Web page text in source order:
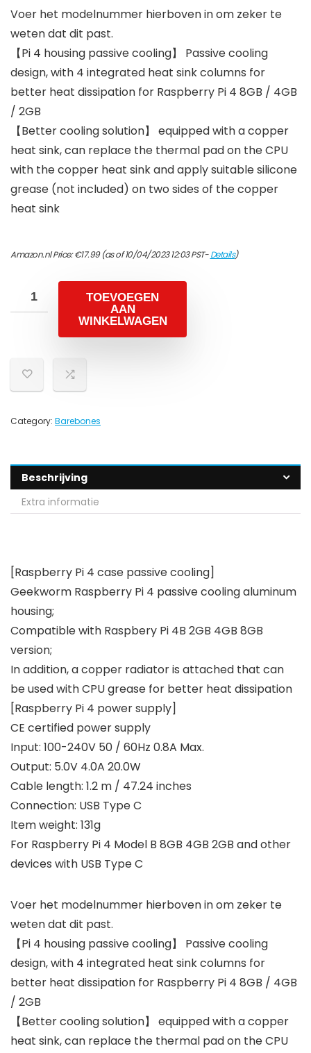
Voer het modelnummer hierboven in om zeker te
weten dat dit past.
【Pi 4 housing passive cooling】 Passive cooling
design, with 4 integrated heat sink columns for
better heat dissipation for Raspberry Pi 4 8GB / 4GB
/ 2GB
【Better cooling solution】 equipped with a copper
heat sink, can replace the thermal pad on the CPU
with the copper heat sink and apply suitable silicone
grease (not included) on two sides of the copper
heat sink
Amazon.nl Price:€17.99(as of 10/04/2023 12:03 PST-Details)
TOEVOEGEN
AAN
WINKELWAGEN
Category: Barebones
Beschrijving
Extra informatie
[Raspberry Pi 4 case passive cooling]
Geekworm Raspberry Pi 4 passive cooling aluminum
housing;
Compatible with Raspbery Pi 4B 2GB 4GB 8GB
version;
In addition, a copper radiator is attached that can
be used with CPU grease for better heat dissipation
[Raspberry Pi 4 power supply]
CE certified power supply
Input: 100-240V 50 / 60Hz 0.8A Max.
Output: 5.0V 4.0A 20.0W
Cable length: 1.2 m / 47.24 inches
Connection: USB Type C
Item weight: 131g
For Raspberry Pi 4 Model B 8GB 4GB 2GB and other
devices with USB Type C
Voer het modelnummer hierboven in om zeker te
weten dat dit past.
【Pi 4 housing passive cooling】 Passive cooling
design, with 4 integrated heat sink columns for
better heat dissipation for Raspberry Pi 4 8GB / 4GB
/ 2GB
【Better cooling solution】 equipped with a copper
heat sink, can replace the thermal pad on the CPU